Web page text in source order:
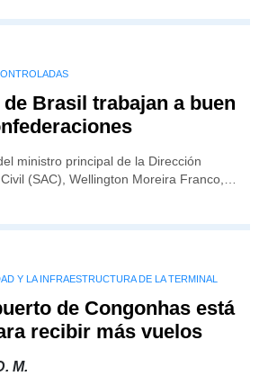
Brasil trabajan a buen
ministro principal de la Dirección
(SAC), Wellington Moreira Franco,…
Y LA INFRAESTRUCTURA DE LA TERMINAL
de Congonhas está
recibir más vuelos
M.